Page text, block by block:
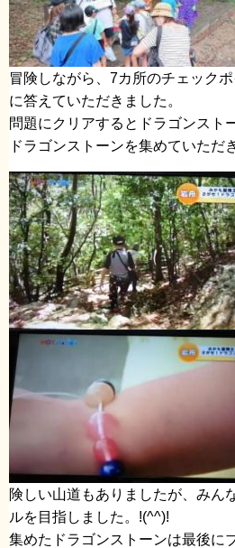
冒険しながら、7カ所のチェック
に答えていただきました。
問題にクリアするとドラゴンスト
ドラゴンストーンを集めていただ
険しい山道もありましたが、みん
ルを目指しました。!(^^)!
集めたドラゴンストーンは最後に